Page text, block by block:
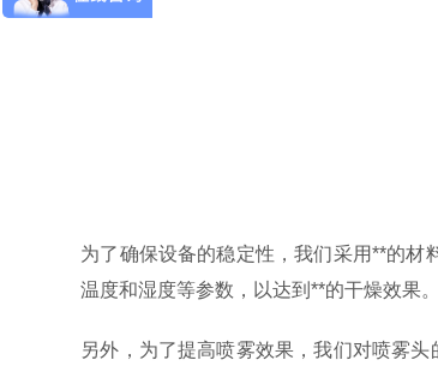
为了确保设备的稳定性，我们采用**的材
温度和湿度等参数，以达到**的干燥效果。
另外，为了提高喷雾效果，我们对喷雾